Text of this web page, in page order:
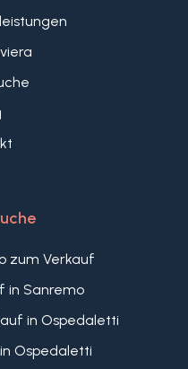
zum Verkauf
in Sanremo
in Ospedaletti
Ospedaletti